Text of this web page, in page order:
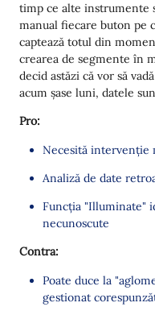
timp ce alte instrumente
manual fiecare buton pe
captează totul din
crearea de segmente în
decid astăzi că vor să
acum șase luni, datele
Pro:
Necesită intervenție
Analiză de date
Funcția "Illuminate"
necunoscute
Contra:
Poate duce la
gestionat